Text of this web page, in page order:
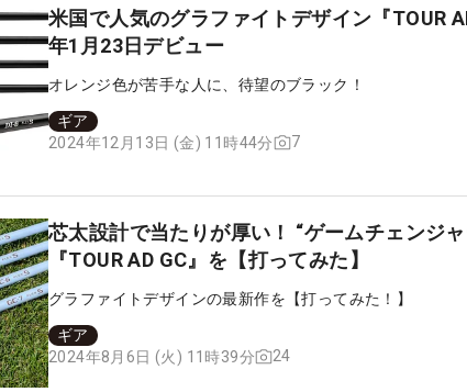
米国で人気のグラファイトデザイン『TOUR
年1月23日デビュー
オレンジ色が苦手な人に、待望のブラック！
ギア
2024年12月13日 (金) 11時44分
7
芯太設計で当たりが厚い！ “ゲームチェンジ
『TOUR AD GC』を【打ってみた】
グラファイトデザインの最新作を【打ってみた！】
ギア
2024年8月6日 (火) 11時39分
24